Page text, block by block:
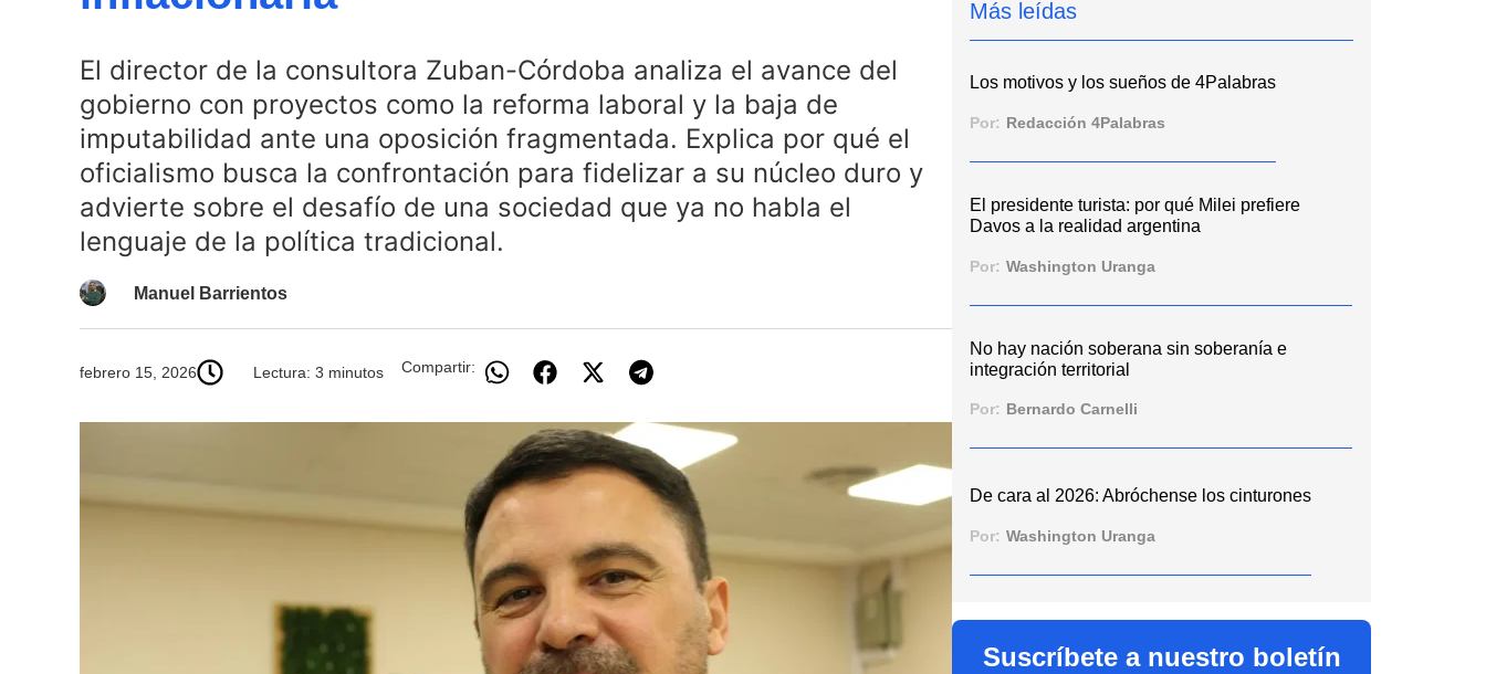
El director de la consultora Zuban-Córdoba analiza el avance del
gobierno con proyectos como la reforma laboral y la baja de
imputabilidad ante una oposición fragmentada. Explica por qué el
oficialismo busca la confrontación para fidelizar a su núcleo duro y
advierte sobre el desafío de una sociedad que ya no habla el
lenguaje de la política tradicional.
Manuel Barrientos
febrero 15, 2026 Lectura: 3 minutos Compartir:
Más leídas
Los motivos y los sueños de 4Palabras
Por: Redacción 4Palabras
El presidente turista: por qué Milei prefiere
Davos a la realidad argentina
Por: Washington Uranga
No hay nación soberana sin soberanía e
integración territorial
Por: Bernardo Carnelli
De cara al 2026: Abróchense los cinturones
Por: Washington Uranga
Suscríbete a nuestro boletín